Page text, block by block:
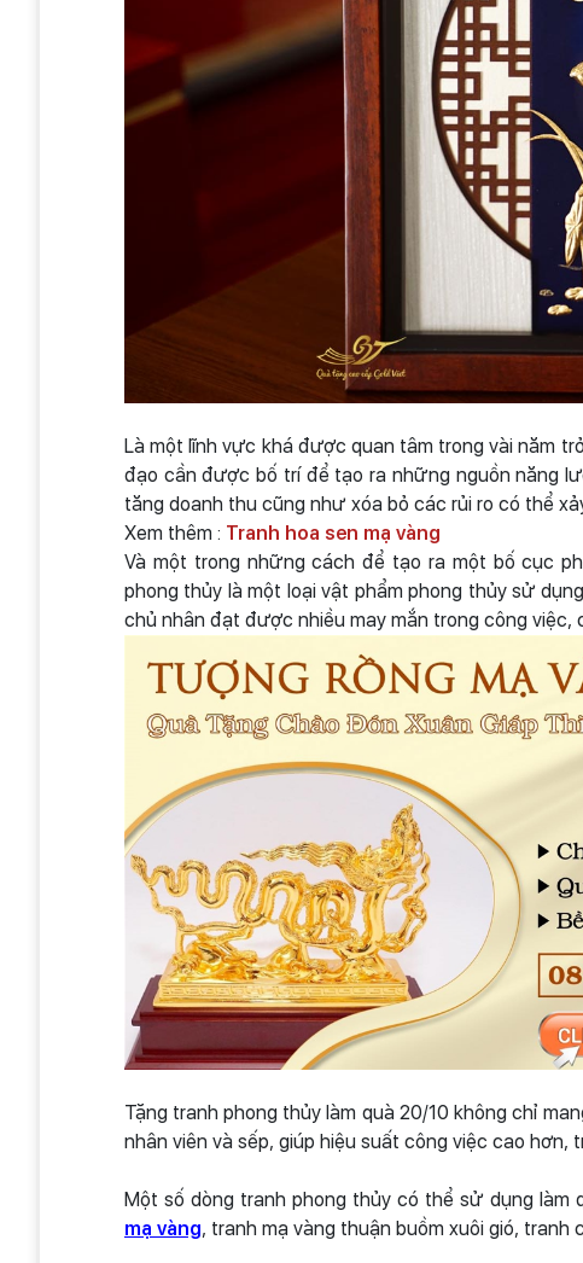
Là một lĩnh vực khá được quan tâm trong vài năm
đạo cần được bố trí để tạo ra những nguồn năng
tăng doanh thu cũng như xóa bỏ các rủi ro có thể
Xem thêm : Tranh hoa sen mạ vàng
Và một trong những cách để tạo ra một bố cục
phong thủy là một loại vật phẩm phong thủy sử
chủ nhân đạt được nhiều may mắn trong công việc,
Tặng tranh phong thủy làm quà 20/10 không chỉ
nhân viên và sếp, giúp hiệu suất công việc cao hơn,
Một số dòng tranh phong thủy có thể sử dụng
mạ vàng, tranh mạ vàng thuận buồm xuôi gió, tranh